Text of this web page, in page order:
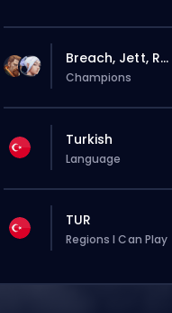
Breach, Jett, R...
Champions
Turkish
Language
TUR
Regions I Can Play